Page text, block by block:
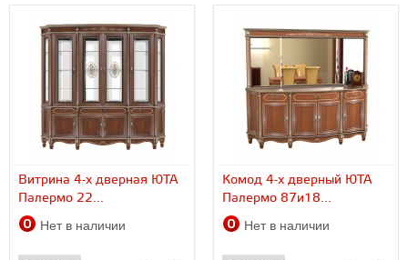
Витрина 4-х дверная ЮТА
Палермо 22...
Нет в наличии
Комод 4-х дверный ЮТА
Палермо 87и18...
Нет в наличии